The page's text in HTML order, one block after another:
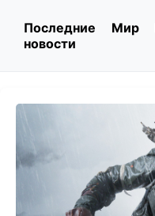
Последние
новости
Мир